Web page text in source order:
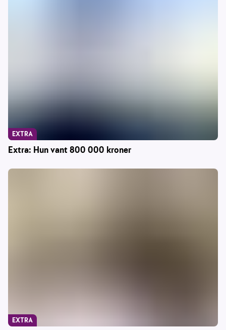
Extra: Hun vant 800 000 kroner
EXTRA
EXTRA